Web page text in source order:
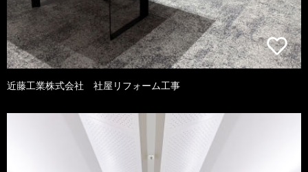
近藤工業株式会社 社屋リフォーム工事